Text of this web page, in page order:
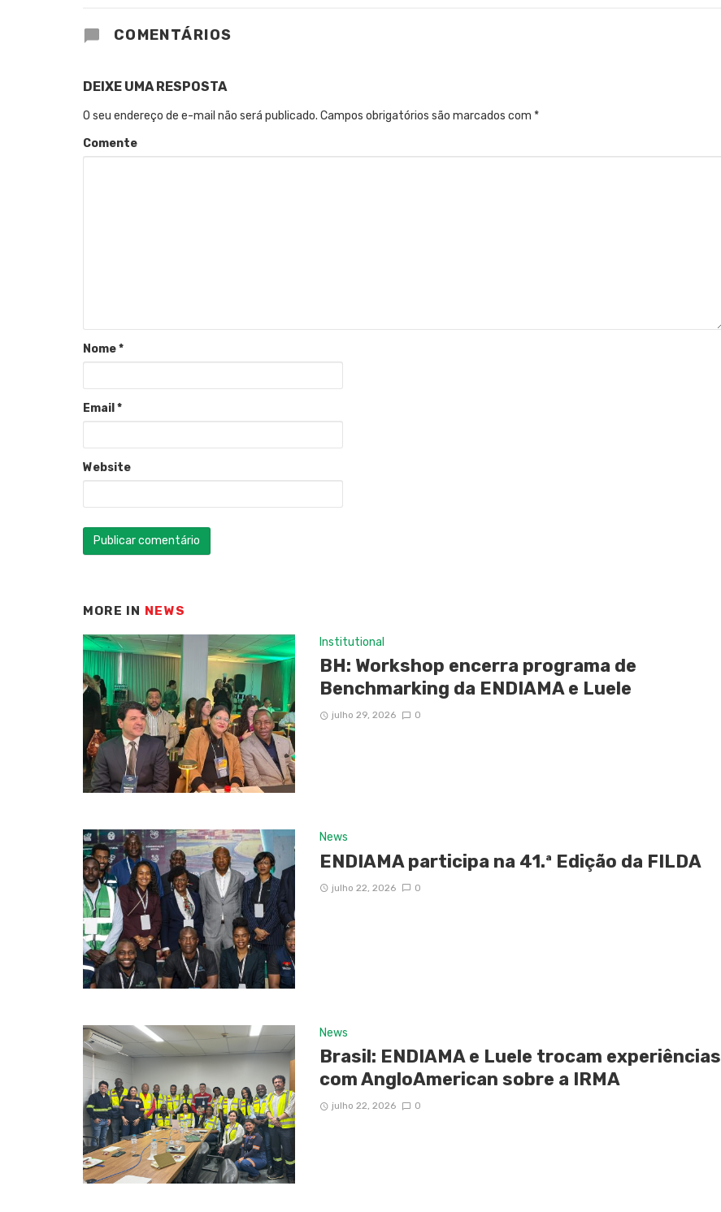
COMENTÁRIOS
DEIXE UMA RESPOSTA
O seu endereço de e-mail não será publicado. Campos obrigatórios são marcados com *
Comente
Nome*
Email *
Website
MORE IN NEWS
Institutional
BH: Workshop encerra programa de
Benchmarking da ENDIAMA e Luele
julho 29, 2026 0
News
ENDIAMA participa na 41.ª Edição da FILDA
julho 22, 2026 0
News
Brasil: ENDIAMA e Luele trocam experiências
com AngloAmerican sobre a IRMA
julho 22, 2026 0